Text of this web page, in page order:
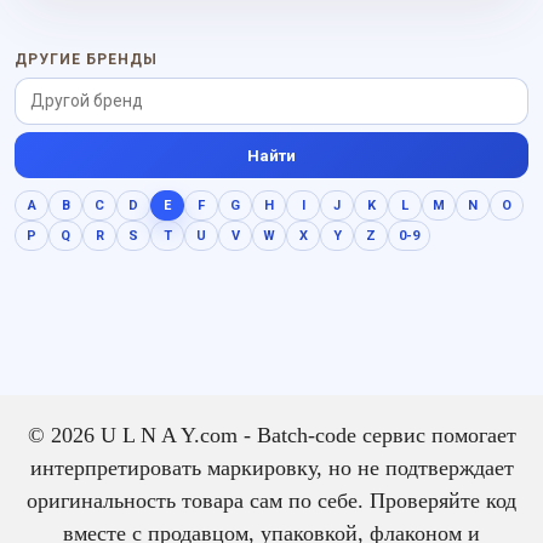
ДРУГИЕ БРЕНДЫ
Найти
A B C D E F G H I J K L M N
O
P
Q R S T U V W X Y Z 0-9
© 2026 U L N A Y.com - Batch-code сервис помогает
интерпретировать маркировку, но не подтверждает
оригинальность товара сам по себе. Проверяйте код
вместе с продавцом, упаковкой, флаконом и